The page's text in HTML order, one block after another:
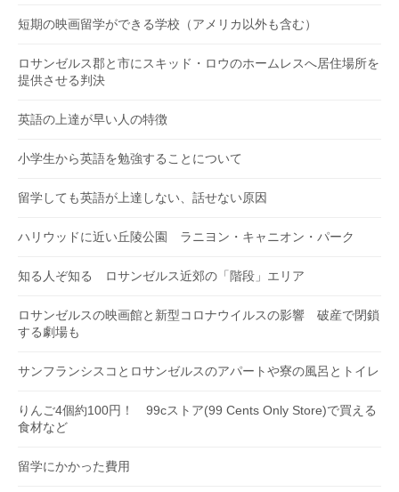
短期の映画留学ができる学校（アメリカ以外も含む）
ロサンゼルス郡と市にスキッド・ロウのホームレスへ居住場所を
提供させる判決
英語の上達が早い人の特徴
小学生から英語を勉強することについて
留学しても英語が上達しない、話せない原因
ハリウッドに近い丘陵公園 ラニヨン・キャニオン・パーク
知る人ぞ知る ロサンゼルス近郊の「階段」エリア
ロサンゼルスの映画館と新型コロナウイルスの影響 破産で閉鎖
する劇場も
サンフランシスコとロサンゼルスのアパートや寮の風呂とトイレ
りんご4個約100円！ 99cストア(99 Cents Only Store)で買える
食材など
留学にかかった費用